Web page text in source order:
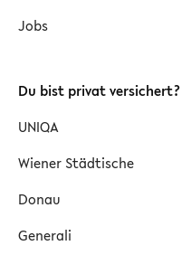
Jobs
Du bist privat versichert?
UNIQA
Wiener Städtische
Donau
Generali